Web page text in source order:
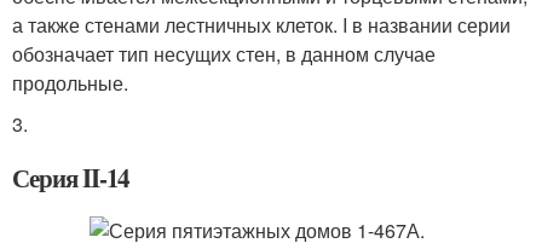
а также стенами лестничных клеток. I в названии серии
обозначает тип несущих стен, в данном случае
продольные.
3.
Серия II-14